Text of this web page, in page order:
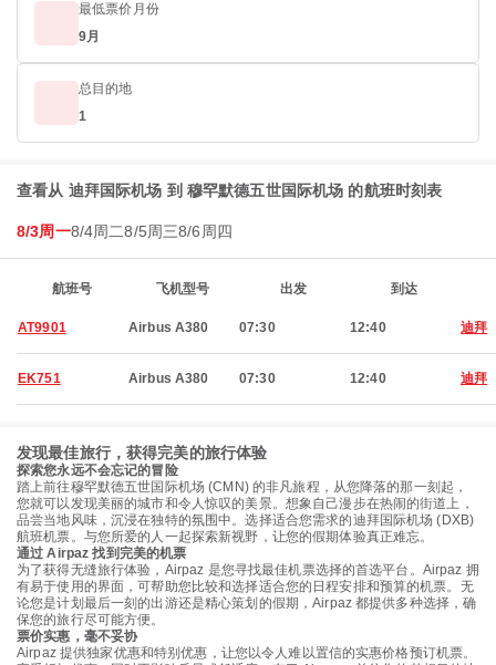
最低票价月份
9月
总目的地
1
查看从 迪拜国际机场 到 穆罕默德五世国际机场 的航班时刻表
8/3周一8/4周二8/5周三8/6周四
航班号 飞机型号 出发 到达
AT9901 Airbus A380 07:30 12:40 迪拜
EK751 Airbus A380 07:30 12:40 迪拜
发现最佳旅行，获得完美的旅行体验
探索您永远不会忘记的冒险
踏上前往穆罕默德五世国际机场 (CMN) 的非凡旅程，从您降落的那一刻起，
您就可以发现美丽的城市和令人惊叹的美景。想象自己漫步在热闹的街道上，
品尝当地风味，沉浸在独特的氛围中。选择适合您需求的迪拜国际机场 (DXB)
航班机票。与您所爱的人一起探索新视野，让您的假期体验真正难忘。
通过 Airpaz 找到完美的机票
为了获得无缝旅行体验，Airpaz 是您寻找最佳机票选择的首选平台。Airpaz 拥
有易于使用的界面，可帮助您比较和选择适合您的日程安排和预算的机票。无
论您是计划最后一刻的出游还是精心策划的假期，Airpaz 都提供多种选择，确
保您的旅行尽可能方便。
票价实惠，毫不妥协
Airpaz 提供独家优惠和特别优惠，让您以令人难以置信的实惠价格预订机票。